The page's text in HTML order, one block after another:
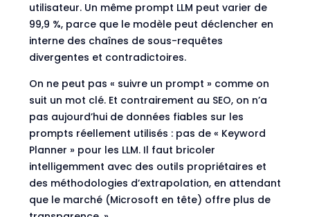
utilisateur. Un même prompt LLM peut varier de
99,9 %, parce que le modèle peut déclencher en
interne des chaînes de sous-requêtes
divergentes et contradictoires.
On ne peut pas « suivre un prompt » comme on
suit un mot clé. Et contrairement au SEO, on n’a
pas aujourd’hui de données fiables sur les
prompts réellement utilisés : pas de « Keyword
Planner » pour les LLM. Il faut bricoler
intelligemment avec des outils propriétaires et
des méthodologies d’extrapolation, en attendant
que le marché (Microsoft en tête) offre plus de